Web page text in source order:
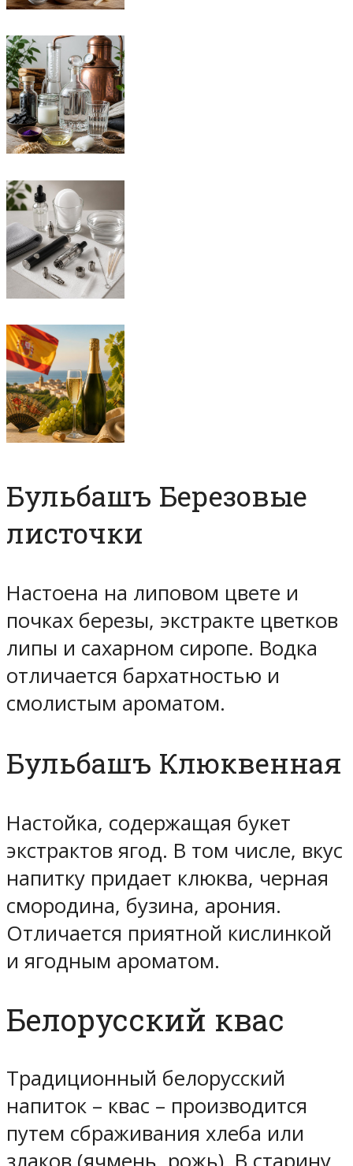
Бульбашъ Березовые
листочки
Настоена на липовом цвете и
почках березы, экстракте цветков
липы и сахарном сиропе. Водка
отличается бархатностью и
смолистым ароматом.
Бульбашъ Клюквенная
Настойка, содержащая букет
экстрактов ягод. В том числе, вкус
напитку придает клюква, черная
смородина, бузина, арония.
Отличается приятной кислинкой
и ягодным ароматом.
Белорусский квас
Традиционный белорусский
напиток – квас – производится
путем сбраживания хлеба или